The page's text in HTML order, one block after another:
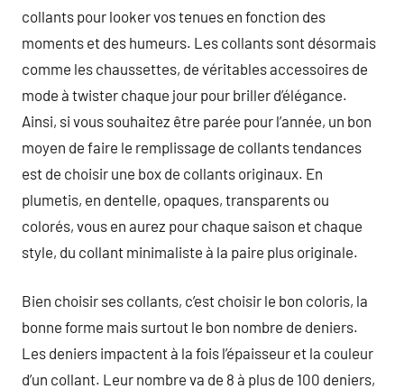
collants pour looker vos tenues en fonction des
moments et des humeurs. Les collants sont désormais
comme les chaussettes, de véritables accessoires de
mode à twister chaque jour pour briller d’élégance.
Ainsi, si vous souhaitez être parée pour l’année, un bon
moyen de faire le remplissage de collants tendances
est de choisir une box de collants originaux. En
plumetis, en dentelle, opaques, transparents ou
colorés, vous en aurez pour chaque saison et chaque
style, du collant minimaliste à la paire plus originale.
Bien choisir ses collants, c’est choisir le bon coloris, la
bonne forme mais surtout le bon nombre de deniers.
Les deniers impactent à la fois l’épaisseur et la couleur
d’un collant. Leur nombre va de 8 à plus de 100 deniers,